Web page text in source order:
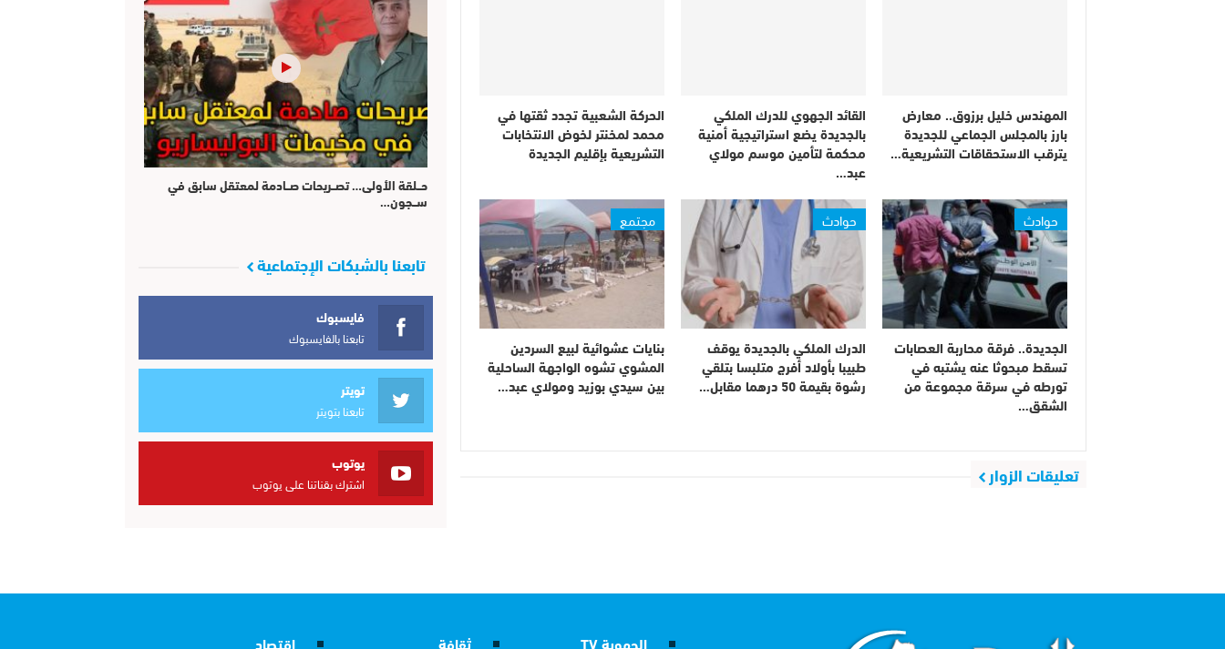
المهندس خليل برزوق.. معارض
بارز بالمجلس الجماعي للجديدة
يترقب الاستحقاقات التشريعية…
القائد الجهوي للدرك الملكي
بالجديدة يضع استراتيجية أمنية
محكمة لتأمين موسم مولاي
عبد…
الحركة الشعبية تجدد ثقتها في
محمد لمخنتر لخوض الانتخابات
التشريعية بإقليم الجديدة
حوادث
الجديدة.. فرقة محاربة العصابات
تسقط مبحوثا عنه يشتبه في
تورطه في سرقة مجموعة من
الشقق…
حوادث
الدرك الملكي بالجديدة يوقف
طبيبا بأولاد أفرج متلبسا بتلقي
رشوة بقيمة 50 درهما مقابل…
مجتمع
بنايات عشوائية لبيع السردين
المشوي تشوه الواجهة الساحلية
بين سيدي بوزيد ومولاي عبد…
تعليقات الزوار
حــلقة الأولى… تصــريحات صــادمة لمعتقل سابق في
ســجون…
تابعنا بالشبكات الإجتماعية
فايسبوك
تابعنا بالفايسبوك
تويتر
تابعنا بتويتر
يوتوب
اشترك بقناتنا على يوتوب
الجهوية TV ثقافة إقتصاد